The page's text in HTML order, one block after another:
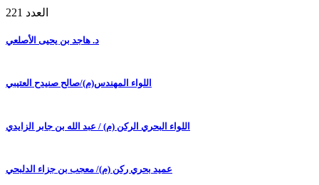
العدد 221
د. هاجد بن يحيى الأصلعي
اللواء المهندس(م)/صالح صنيدح العتيبي
اللواء البحري الركن (م) / عبد الله بن جابر الزايدي
عميد بحري ركن (م)/ معجب بن جزاء الدلبحي